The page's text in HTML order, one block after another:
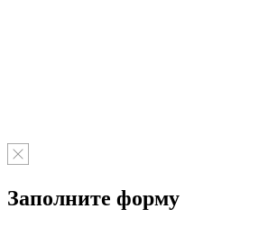
Заполните форму